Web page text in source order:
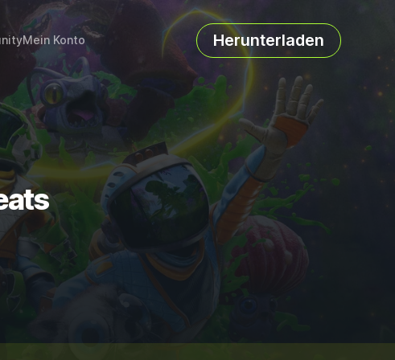
Mein Konto Herunterladen